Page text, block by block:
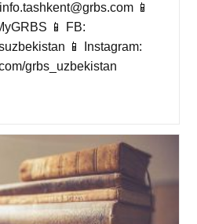
📱
📱 FB:
📱 Instagram:
grbs_uzbekistan